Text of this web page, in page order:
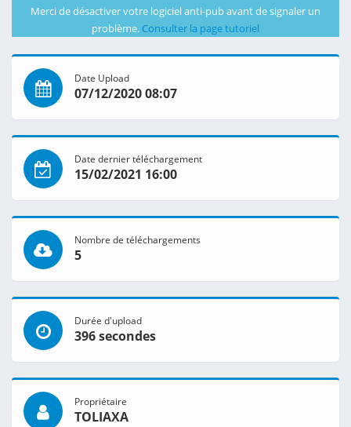
Merci de désactiver votre logiciel anti-pub avant de signaler un
problème. Consulter la page tutoriel
Date Upload
07/12/2020 08:07
Date dernier téléchargement
15/02/2021 16:00
Nombre de téléchargements
5
Durée d'upload
396 secondes
Propriétaire
TOLIAXA